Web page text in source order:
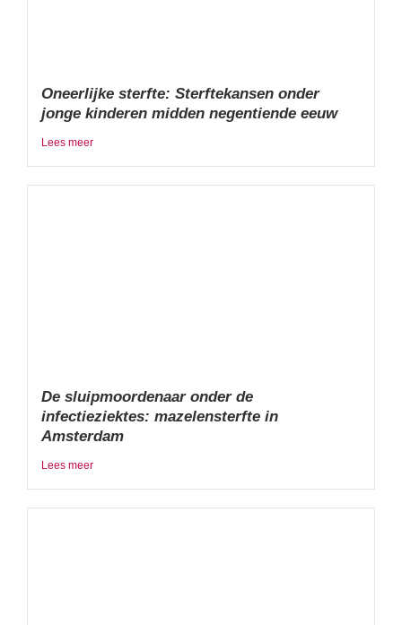
Oneerlijke sterfte: Sterftekansen onder
jonge kinderen midden negentiende eeuw
Lees meer
De sluipmoordenaar onder de
infectieziektes: mazelensterfte in
Amsterdam
Lees meer